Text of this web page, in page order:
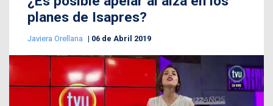
planes de Isapres?
Javiera Orellana 06 de Abril 2019